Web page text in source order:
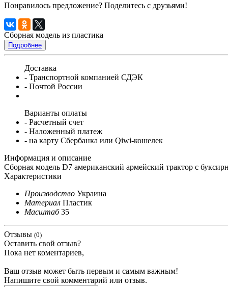
Понравилось предложение? Поделитесь с друзьями!
Сборная модель из пластика
Подробнее
Доставка
- Транспортной компанией СДЭК
- Почтой России
Варианты оплаты
- Расчетный счет
- Наложенный платеж
- на карту Сбербанка или Qiwi-кошелек
Информация и описание
Сборная модель D7 американский армейский трактор с
Характеристики
Производство Украина
Материал Пластик
Масштаб 35
Отзывы (0)
Оставить свой отзыв?
Пока нет коментариев,
Ваш отзыв может быть первым и самым важным!
Напишите свой комментарий или отзыв.